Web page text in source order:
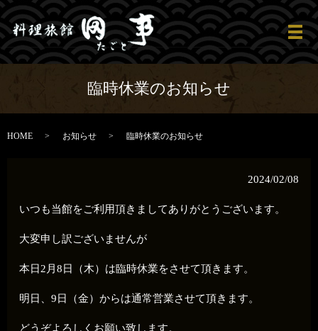
メ
臨時休業のお知らせ
HOME お知らせ 臨時休業のお知らせ
2024/02/08
いつも当館をご利用頂きましてありがとうございます。
大変申し訳ございませんが
本日2月8日（木）は臨時休業をさせて頂きます。
明日、9日（金）からは通常営業させて頂きます。
どうぞよろしくお願い致します。